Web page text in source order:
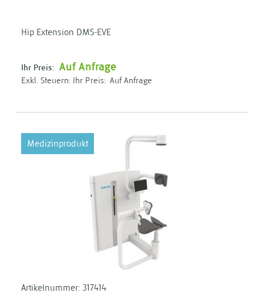
Hip Extension DMS-EVE
Ihr Preis: Auf Anfrage
Ihr Preis: Auf Anfrage
Medizinprodukt
Artikelnummer: 317414